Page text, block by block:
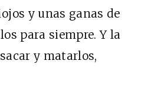
y unas ganas de
para siempre. Y la
y matarlos,